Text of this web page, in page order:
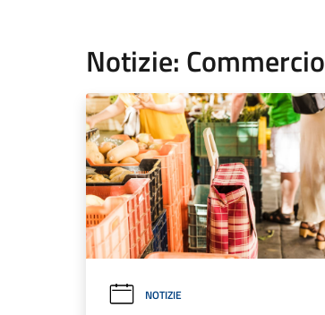
Notizie: Commercio
NOTIZIE